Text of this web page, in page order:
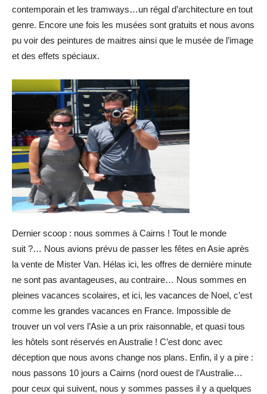
contemporain et les tramways…un régal d’architecture en tout
genre. Encore une fois les musées sont gratuits et nous avons
pu voir des peintures de maitres ainsi que le musée de l’image
et des effets spéciaux.
Dernier scoop : nous sommes à Cairns ! Tout le monde
suit ?… Nous avions prévu de passer les fêtes en Asie après
la vente de Mister Van. Hélas ici, les offres de dernière minute
ne sont pas avantageuses, au contraire… Nous sommes en
pleines vacances scolaires, et ici, les vacances de Noel, c’est
comme les grandes vacances en France. Impossible de
trouver un vol vers l’Asie a un prix raisonnable, et quasi tous
les hôtels sont réservés en Australie ! C’est donc avec
déception que nous avons change nos plans. Enfin, il y a pire :
nous passons 10 jours a Cairns (nord ouest de l’Australie…
pour ceux qui suivent, nous y sommes passes il y a quelques